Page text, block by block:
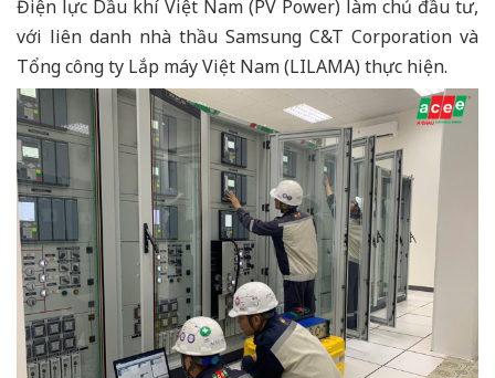
Điện lực Dầu khí Việt Nam (PV Power) làm chủ đầu tư,
với liên danh nhà thầu Samsung C&T Corporation và
Tổng công ty Lắp máy Việt Nam (LILAMA) thực hiện.